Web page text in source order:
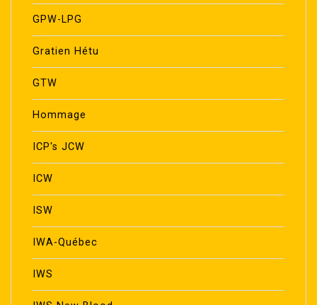
GPW-LPG
Gratien Hétu
GTW
Hommage
ICP's JCW
ICW
ISW
IWA-Québec
IWS